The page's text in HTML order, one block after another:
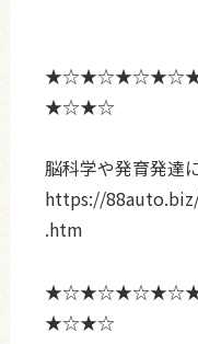
★☆★☆
脳科学や発育発達
https://
.htm
★☆★☆